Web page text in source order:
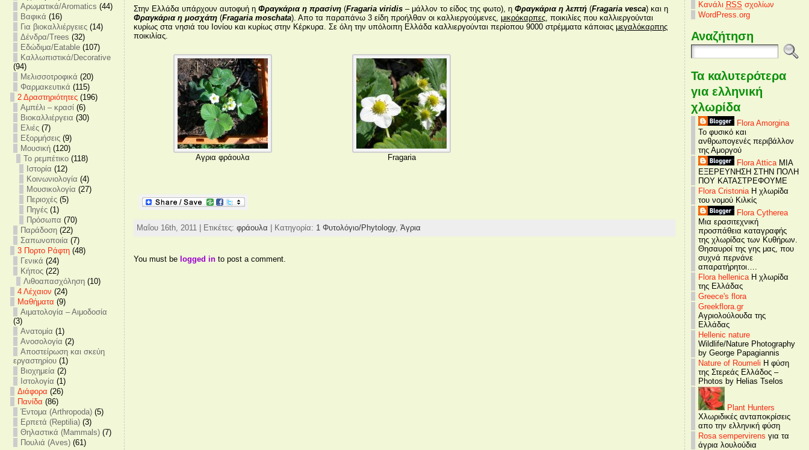
Αρωματικά/Aromatics (44)
Βαφικά (16)
Για βιοκαλλιέργειες(14)
Δένδρα/Trees (32)
Εδώδιμα/Eatable(107)
Καλλωπιστικά/Decorative
(94)
Μελισσοτροφικά (20)
Φαρμακευτικά (115)
2 Δραστηριότητες(196)
Αμπέλι – κρασί(6)
Βιοκαλλιέργεια (30)
Ελιές(7)
Εξορμήσεις(9)
Μουσική(120)
Το ρεμπέτικο(118)
Ιστορία (12)
Κοινωνιολογία (4)
Μουσικολογία (27)
Περιοχές(5)
Πηγές(1)
Πρόσωπα (70)
Παράδοση(22)
Σαπωνοποιία (7)
3 Πορτο Ράφτη(48)
Γενικά (24)
Κήπος(22)
Λιθοαπασχόληση(10)
4 Λέχαιον (24)
Mαθήματα (9)
Αιματολογία – Αιμοδοσία
(3)
Ανατομία (1)
Ανοσολογία (2)
Αποστείρωση και σκεύη
εργαστηρίου(1)
Βιοχημεία (2)
Ιστολογία (1)
Διάφορα (26)
Πανίδα (86)
Έντομα (Arthropoda)(5)
Ερπετά (Reptilia)(3)
Θηλαστικά (Mammals)(7)
Πουλιά (Aves)(61)
Στην Ελλάδα υπάρχουν αυτοφυή η Φραγκάρια η πρασίνη(Fragaria viridis– μάλλον το είδος της φωτο), η Φραγκάρια η λεπτή(Fragaria vesca) και η
Φραγκάρια η μοσχάτη(Fragaria moschata). Απο τα παραπάνω 3 είδη προήλθαν οι καλλιεργούμενες, μικρόκαρπες, ποικιλίες που καλλιεργούνται
κυρίως στα νησιά του Ιονίου και κυρίως στην Κέρκυρα. Σε όλη την υπόλοιπη Ελλάδα καλλιεργούνται περίοπου 9000 στρέμματα κάποιας μεγαλόκαρπης
ποικιλίας.
Αγρια φράουλα Fragaria
Μαΐου 16th, 2011 | Ετικέτες: φράουλα | Κατηγορία: 1 Φυτολόγιο/Phytology, Άγρια
You must be logged into post a comment.
Κανάλι RSS σχολίων
WordPress.org
Αναζήτηση
Τα καλυτερότερα
για ελληνική
χλωρίδα
Flora Amorgina
Το φυσικό και
ανθρωπογενές περιβάλλον
της Αμοργού
Flora AtticaΜΙΑ
ΕΞΕΡΕΥΝΗΣΗ ΣΤΗΝ ΠΟΛΗ
ΠΟΥ ΚΑΤΑΣΤΡΕΦΟΥΜΕ
Flora CristoniaΗ χλωρίδα
του νομού Κιλκίς
Flora Cytherea
Μια ερασιτεχνική
προσπάθεια καταγραφής
της χλωρίδας των Κυθήρων.
Θησαυροί της γης μας, που
συχνά περνάνε
απαρατήρητοι….
Flora hellenicaΗ χλωρίδα
της Ελλάδας
Greece's flora
Greekflora.gr
Αγριολούλουδα της
Ελλάδας
Hellenic nature
Wildlife/Nature Photography
by George Papagiannis
Nature of Roumeli Η φύση
της Στερεάς Ελλάδος –
Photos by Helias Tselos
Plant Hunters
Χλωριδικές ανταποκρίσεις
απο την ελληνική φύση
Rosa sempervirens για τα
άγρια λουλούδια